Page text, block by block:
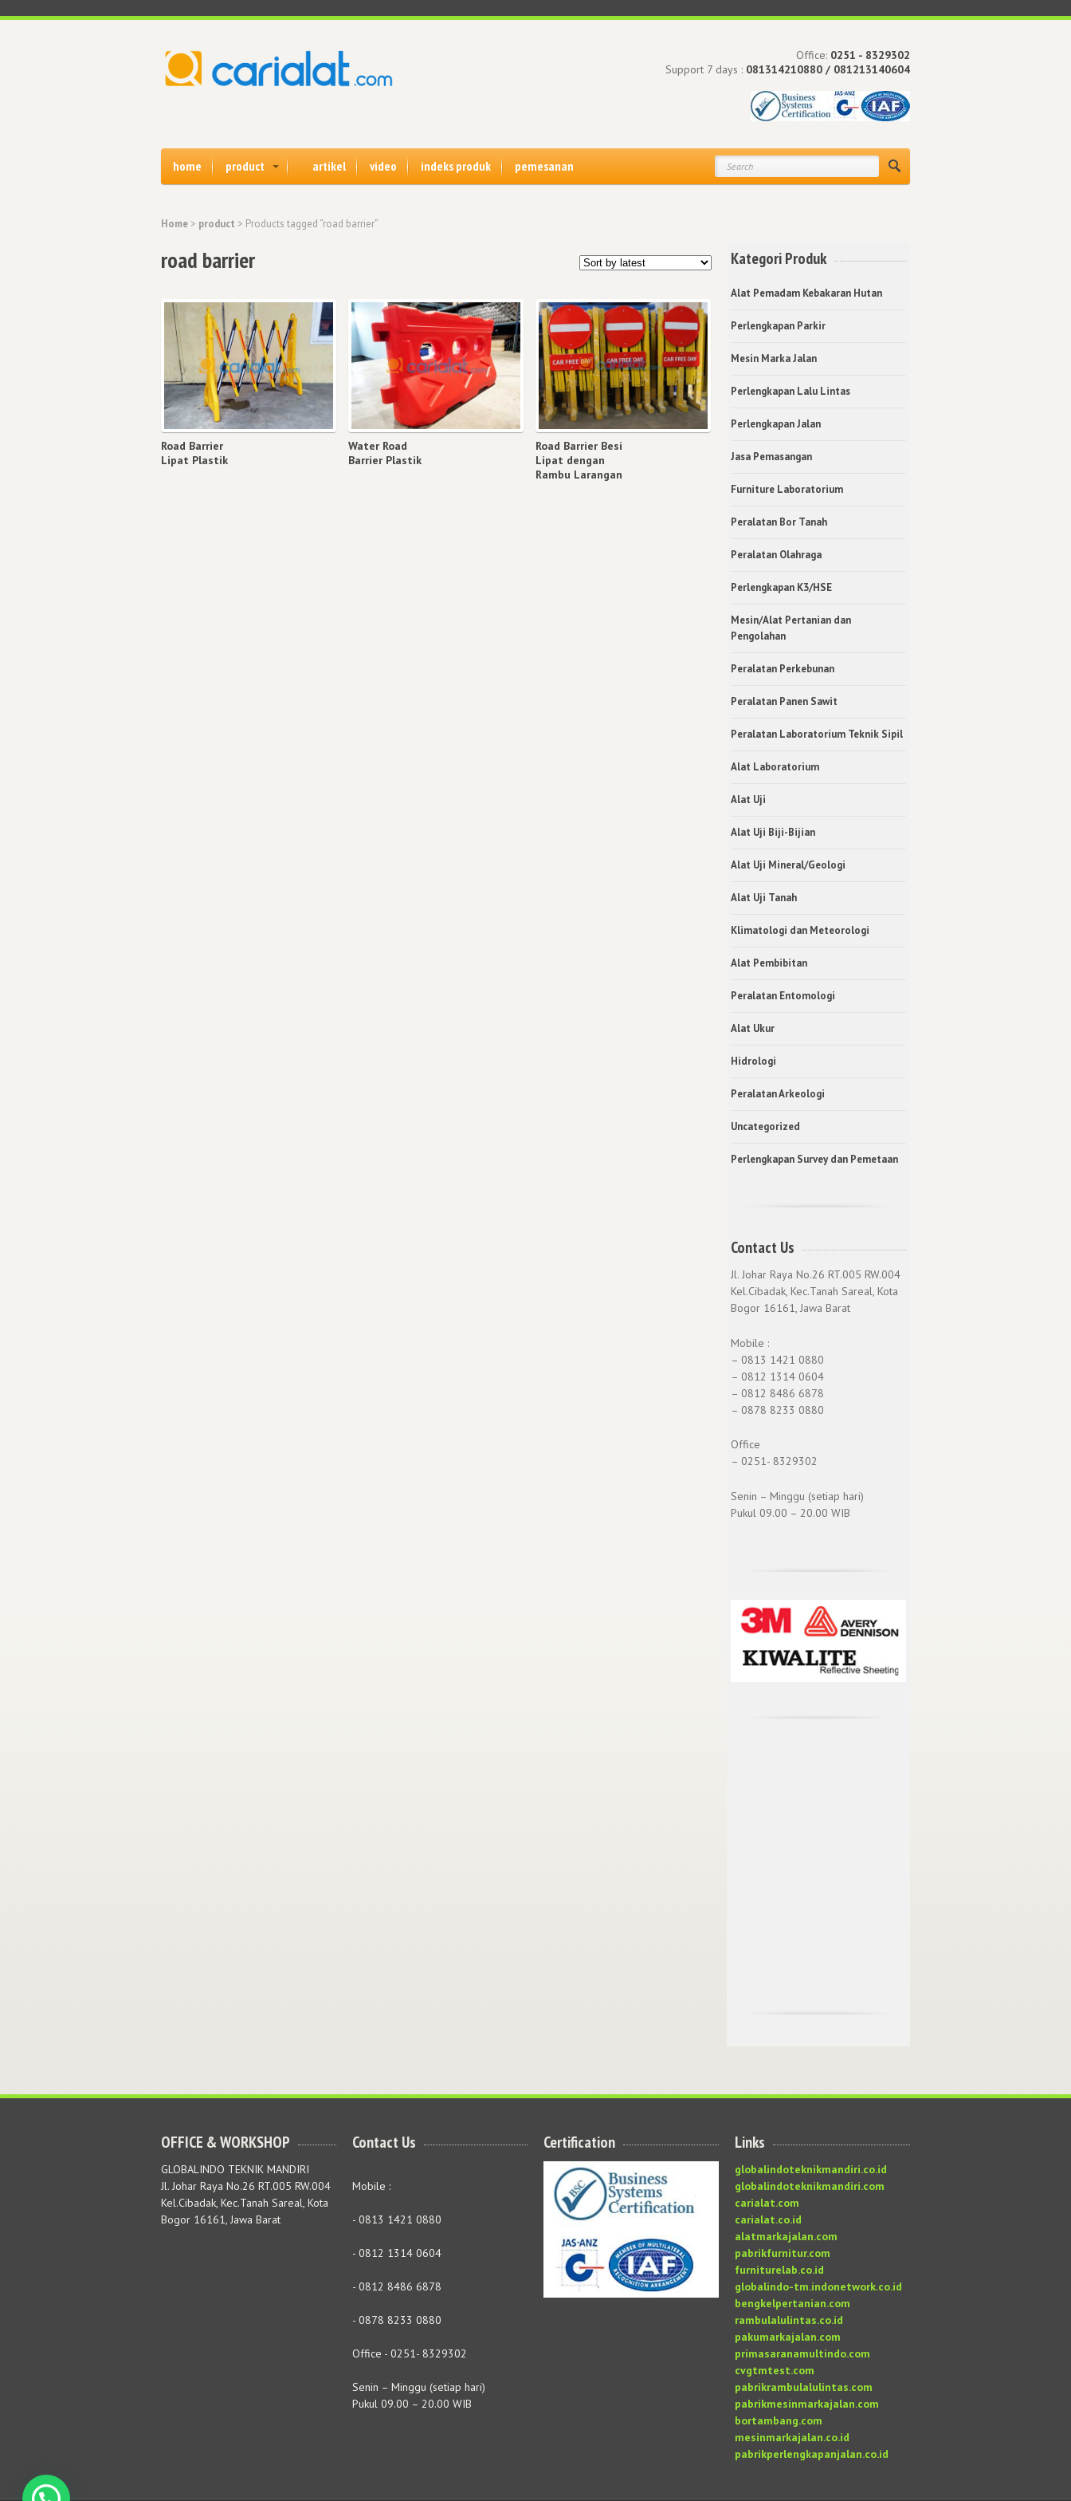
Office: 0251 - 8329302
Support 7 days : 081314210880 / 081213140604
home product artikel video indeks produk pemesanan
Home > product > Products tagged “road barrier”
road barrier
Road Barrier
Lipat Plastik
Water Road
Barrier Plastik
Road Barrier Besi
Lipat dengan
Rambu Larangan
Kategori Produk
Alat Pemadam Kebakaran Hutan
Perlengkapan Parkir
Mesin Marka Jalan
Perlengkapan Lalu Lintas
Perlengkapan Jalan
Jasa Pemasangan
Furniture Laboratorium
Peralatan Bor Tanah
Peralatan Olahraga
Perlengkapan K3/HSE
Mesin/Alat Pertanian dan
Pengolahan
Peralatan Perkebunan
Peralatan Panen Sawit
Peralatan Laboratorium Teknik Sipil
Alat Laboratorium
Alat Uji
Alat Uji Biji-Bijian
Alat Uji Mineral/Geologi
Alat Uji Tanah
Klimatologi dan Meteorologi
Alat Pembibitan
Peralatan Entomologi
Alat Ukur
Hidrologi
Peralatan Arkeologi
Uncategorized
Perlengkapan Survey dan Pemetaan
Contact Us
Jl. Johar Raya No.26 RT.005 RW.004
Kel.Cibadak, Kec.Tanah Sareal, Kota
Bogor 16161, Jawa Barat
Mobile :
– 0813 1421 0880
– 0812 1314 0604
– 0812 8486 6878
– 0878 8233 0880
Office
– 0251- 8329302
Senin – Minggu (setiap hari)
Pukul 09.00 – 20.00 WIB
OFFICE & WORKSHOP
GLOBALINDO TEKNIK MANDIRI
Jl. Johar Raya No.26 RT.005 RW.004
Kel.Cibadak, Kec.Tanah Sareal, Kota
Bogor 16161, Jawa Barat
Contact Us
Mobile :
- 0813 1421 0880
- 0812 1314 0604
- 0812 8486 6878
- 0878 8233 0880
Office - 0251- 8329302
Senin – Minggu (setiap hari)
Pukul 09.00 – 20.00 WIB
Certification Links
globalindoteknikmandiri.co.id
globalindoteknikmandiri.com
carialat.com
carialat.co.id
alatmarkajalan.com
pabrikfurnitur.com
furniturelab.co.id
globalindo-tm.indonetwork.co.id
bengkelpertanian.com
rambulalulintas.co.id
pakumarkajalan.com
primasaranamultindo.com
cvgtmtest.com
pabrikrambulalulintas.com
pabrikmesinmarkajalan.com
bortambang.com
mesinmarkajalan.co.id
pabrikperlengkapanjalan.co.id